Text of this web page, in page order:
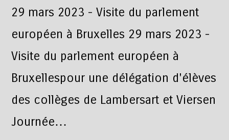
29 mars 2023 - Visite du parlement
européen à Bruxelles 29 mars 2023 -
Visite du parlement européen à
Bruxellespour une délégation d'élèves
des collèges de Lambersart et Viersen
Journée…